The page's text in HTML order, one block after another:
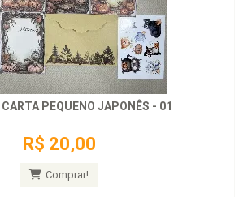
CARTA PEQUENO JAPONÊS - 01
R$ 20,00
Comprar!